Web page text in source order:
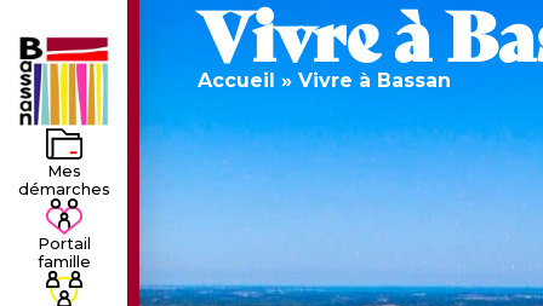
LE VILLAGE LA
Mes
démarches
Portail
famille
Vivre à
Accueil » Vivre à Bassan